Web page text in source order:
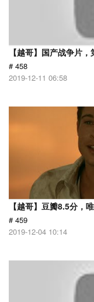
【越哥】国产战争片
# 458
2019-12-11 06:58
【越哥】豆瓣8.5分，
# 459
2019-12-04 10:14